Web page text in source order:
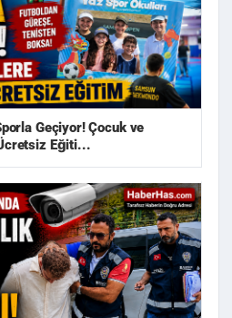
Geçiyor! Çocuk ve
Eğiti...